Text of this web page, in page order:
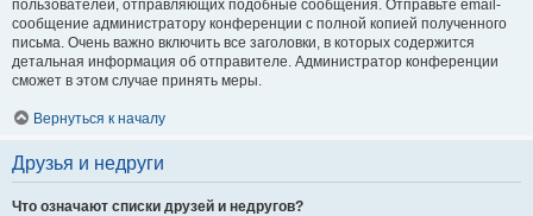
пользователей, отправляющих подобные сообщения. Отправьте email-
сообщение администратору конференции с полной копией полученного
письма. Очень важно включить все заголовки, в которых содержится
детальная информация об отправителе. Администратор конференции
сможет в этом случае принять меры.
Вернуться к началу
Друзья и недруги
Что означают списки друзей и недругов?